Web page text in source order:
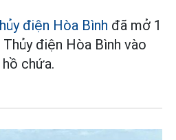
điện Hòa Bình đã mở 1
điện Hòa Bình vào
chứa.